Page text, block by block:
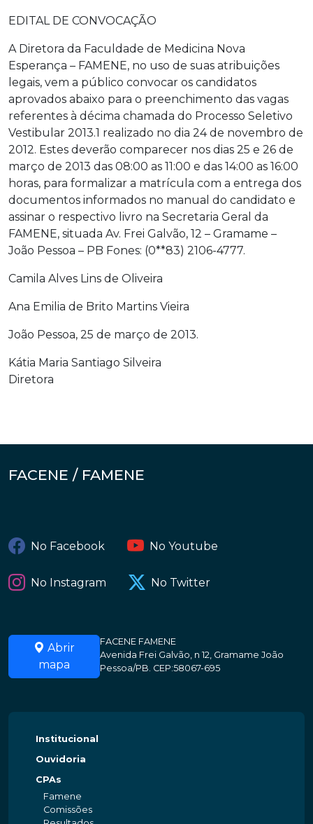
EDITAL DE CONVOCAÇÃO
A Diretora da Faculdade de Medicina Nova
Esperança – FAMENE, no uso de suas atribuições
legais, vem a público convocar os candidatos
aprovados abaixo para o preenchimento das vagas
referentes à décima chamada do Processo Seletivo
Vestibular 2013.1 realizado no dia 24 de novembro de
2012. Estes deverão comparecer nos dias 25 e 26 de
março de 2013 das 08:00 as 11:00 e das 14:00 as 16:00
horas, para formalizar a matrícula com a entrega dos
documentos informados no manual do candidato e
assinar o respectivo livro na Secretaria Geral da
FAMENE, situada Av. Frei Galvão, 12 – Gramame –
João Pessoa – PB Fones: (0**83) 2106-4777.
Camila Alves Lins de Oliveira
Ana Emilia de Brito Martins Vieira
João Pessoa, 25 de março de 2013.
Kátia Maria Santiago Silveira
Diretora
FACENE / FAMENE
No Facebook No Youtube
No Instagram No Twitter
Abrir
mapa
FACENE FAMENE
Avenida Frei Galvão, n 12, Gramame João
Pessoa/PB. CEP:58067-695
Institucional
Ouvidoria
CPAs
Famene
Comissões